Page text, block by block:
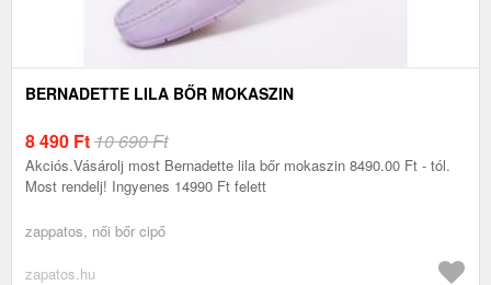
BERNADETTE LILA BŐR MOKASZIN
8 490 Ft10 690 Ft
Akciós.Vásárolj most Bernadette lila bőr mokaszin 8490.00 Ft - tól.
Most rendelj! Ingyenes 14990 Ft felett
zappatos, női bőr cipő
zapatos.hu